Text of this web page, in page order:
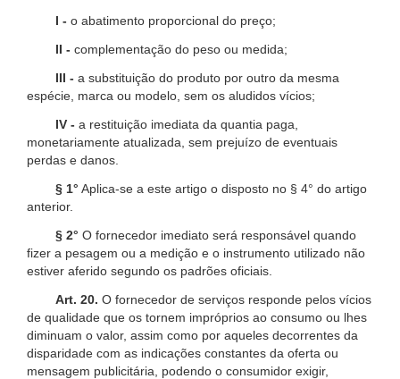
I - o abatimento proporcional do preço;
II - complementação do peso ou medida;
III - a substituição do produto por outro da mesma
espécie, marca ou modelo, sem os aludidos vícios;
IV - a restituição imediata da quantia paga,
monetariamente atualizada, sem prejuízo de eventuais
perdas e danos.
§ 1° Aplica-se a este artigo o disposto no § 4° do artigo
anterior.
§ 2° O fornecedor imediato será responsável quando
fizer a pesagem ou a medição e o instrumento utilizado não
estiver aferido segundo os padrões oficiais.
Art. 20. O fornecedor de serviços responde pelos vícios
de qualidade que os tornem impróprios ao consumo ou lhes
diminuam o valor, assim como por aqueles decorrentes da
disparidade com as indicações constantes da oferta ou
mensagem publicitária, podendo o consumidor exigir,